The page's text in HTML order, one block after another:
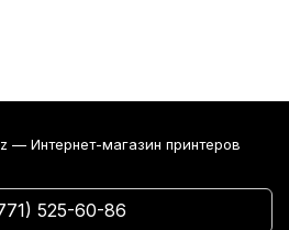
— Интернет-магазин принтеров
525-60-86